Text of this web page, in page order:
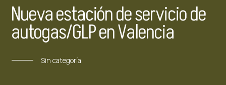
Nueva estación de servicio de
autogas/GLP en Valencia
Sin categoría